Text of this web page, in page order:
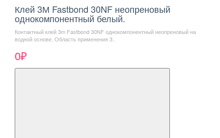
Клей 3М Fastbond 30NF неопреновый
однокомпонентный белый.
Контактный клей 3m Fastbond 30NF однокомпонентный неопреновый на
водной основе. Область применения 3..
0₽